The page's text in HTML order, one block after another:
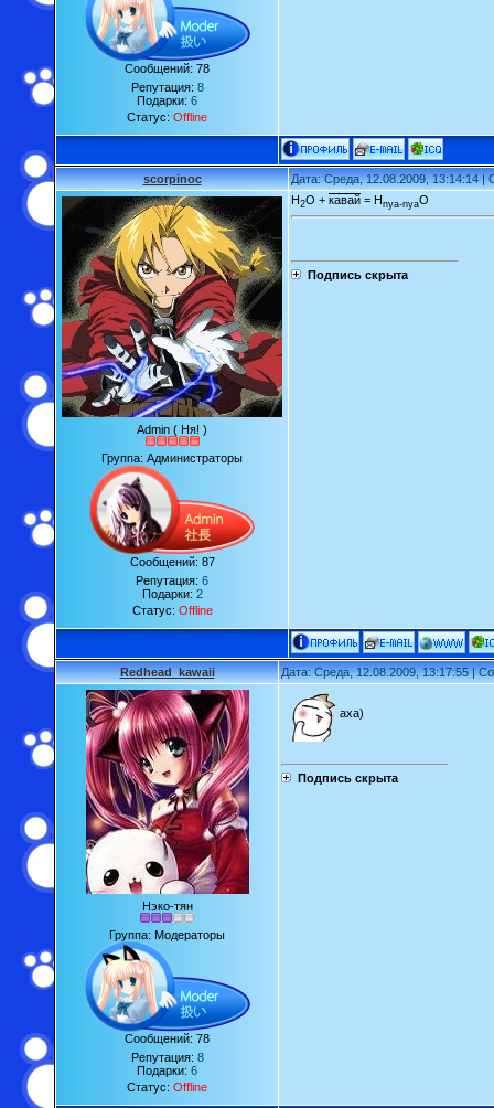
Сообщений: 78
Репутация: 8
Подарки: 6
Статус: Offline
scorpinoc Дата: Среда, 12.08.2009, 13:14:14
Admin ( Ня! )
Группа: Администраторы
Сообщений: 87
Репутация: 6
Подарки: 2
Статус: Offline
H2O + кавай = Hnya-nyaO
Подпись скрыта
Redhead_kawaii Дата: Среда, 12.08.2009, 13:17:55 |
Нэко-тян
Группа: Модераторы
Сообщений: 78
Репутация: 8
Подарки: 6
Статус: Offline
аха)
Подпись скрыта